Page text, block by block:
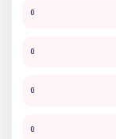
0
0
0
0